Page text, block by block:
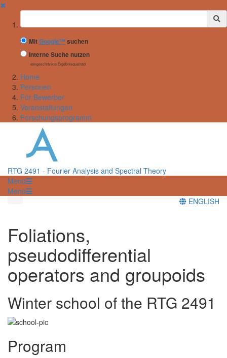
✖
Suchbegriff
MitGoogle™ suchen
Interne Suche nutzen
(eingeschränkte Ergebnisqualität)
Home
Personen
Für Bewerber
Veranstaltungen
Forschungsprogramm
RTG 2491 - Fourier Analysis and Spectral Theory
Menü
Menü
ENGLISH
Foliations,
pseudodifferential
operators and groupoids
Winter school of the RTG 2491
Program